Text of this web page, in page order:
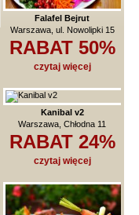
Falafel Bejrut
Warszawa, ul. Nowolipki 15
RABAT 50%
czytaj więcej
Kanibal v2
Warszawa, Chłodna 11
RABAT 24%
czytaj więcej